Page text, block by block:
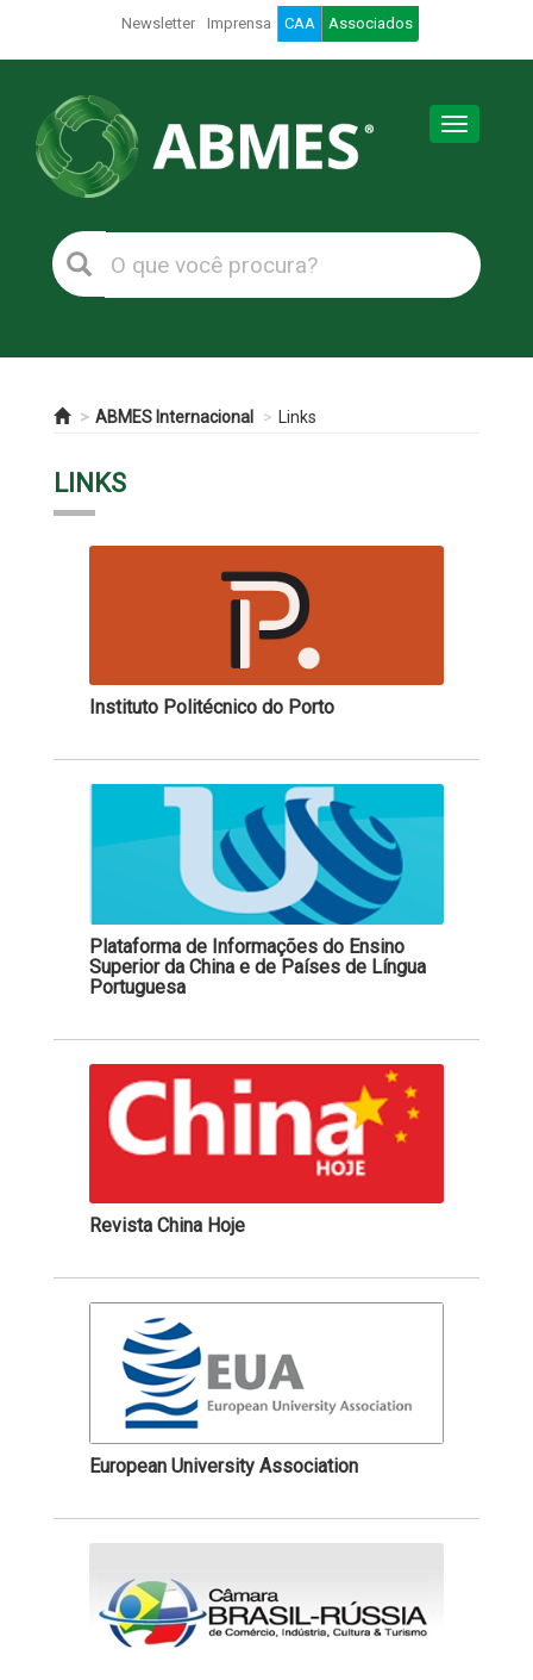
Newsletter Imprensa CAA Associados
Toggle
ABMES Internacional Links
LINKS
Instituto Politécnico do Porto
Plataforma de Informações do Ensino
Superior da China e de Países de Língua
Portuguesa
Revista China Hoje
European University Association